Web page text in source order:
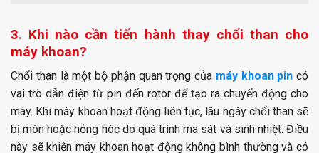
3. Khi nào cần tiến hành thay chổi than cho
máy khoan?
Chổi thanlà một bộ phận quan trọng của máy khoan pin có
vai trò dẫn điện từ pin đến rotor để tạo ra chuyển động cho
máy. Khi máy khoan hoạt động liên tục, lâu ngày chổi than sẽ
bị mòn hoặc hỏng hóc do quá trình ma sát và sinh nhiệt. Điều
này sẽ khiến máy khoan hoạt động không bình thường và có